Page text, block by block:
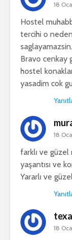
18
Hostel
tercihi o
saglayamazsin.
Bravo cenkay
hostel
yasadim cok
18
farklı ve
yaşantısı ve
Yararlı ve
18